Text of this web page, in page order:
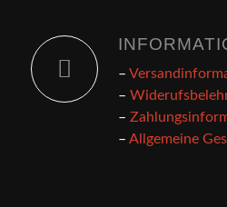
–
–
–
– Allgemeine